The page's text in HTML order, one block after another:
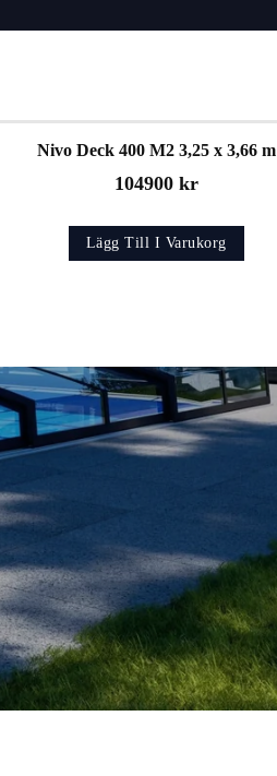
Nivo Deck 400 M2 3,25 x 3,66 m
104900 kr
Lägg Till I Varukorg